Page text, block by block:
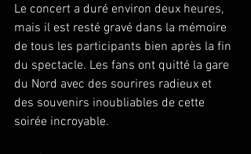
Le concert a duré environ deux heures,
mais il est resté gravé dans la mémoire
de tous les participants bien après la fin
du spectacle. Les fans ont quitté la gare
du Nord avec des sourires radieux et
des souvenirs inoubliables de cette
soirée incroyable.